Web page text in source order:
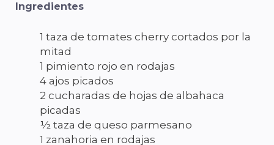
Ingredientes
1 taza de tomates cherry cortados por la
mitad
1 pimiento rojo en rodajas
4 ajos picados
2 cucharadas de hojas de albahaca
picadas
½ taza de queso parmesano
1 zanahoria en rodajas